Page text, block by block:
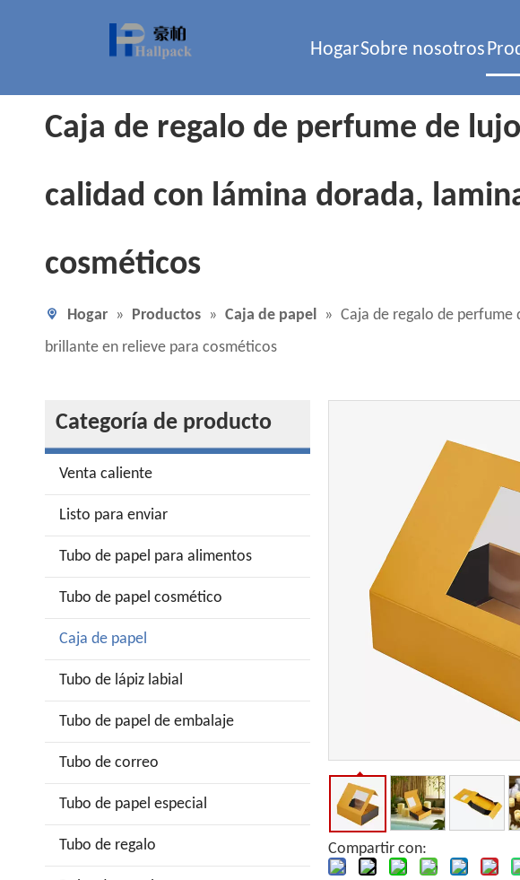
HogarSobre nosotros
Caja de regalo de perfume de
calidad con lámina dorada,
cosméticos
Hogar » Productos » Caja de papel » Caja de regalo de
brillante en relieve para cosméticos
Categoría de producto
Venta caliente
Listo para enviar
Tubo de papel para alimentos
Tubo de papel cosmético
Caja de papel
Tubo de lápiz labial
Tubo de papel de embalaje
Tubo de correo
Tubo de papel especial
Tubo de regalo Compartir con: